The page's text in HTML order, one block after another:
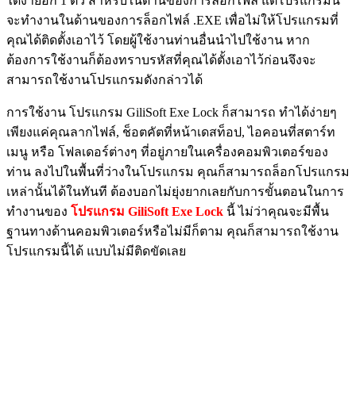
จะทำงานในด้านของการล็อกไฟล์ .EXE เพื่อไม่ให้โปรแกรมที่
คุณได้ติดตั้งเอาไว้ โดยผู้ใช้งานท่านอื่นนำไปใช้งาน หาก
ต้องการใช้งานก็ต้องทราบรหัสที่คุณได้ตั้งเอาไว้ก่อนจึงจะ
สามารถใช้งานโปรแกรมดังกล่าวได้
การใช้งาน โปรแกรม GiliSoft Exe Lock ก็สามารถ ทำได้ง่ายๆ
เพียงแค่คุณลากไฟล์, ช็อตคัตที่หน้าเดสท็อป, ไอคอนที่สตาร์ท
เมนู หรือ โฟลเดอร์ต่างๆ ที่อยู่ภายในเครื่องคอมพิวเตอร์ของ
ท่าน ลงไปในพื้นที่ว่างในโปรแกรม คุณก็สามารถล็อกโปรแกรม
เหล่านั้นได้ในทันที ต้องบอกไม่ยุ่งยากเลยกับการขั้นตอนในการ
ทำงานของ โปรแกรม GiliSoft Exe Lock นี้ ไม่ว่าคุณจะมีพื้น
ฐานทางด้านคอมพิวเตอร์หรือไม่มีก็ตาม คุณก็สามารถใช้งาน
โปรแกรมนี้ได้ แบบไม่มีติดขัดเลย